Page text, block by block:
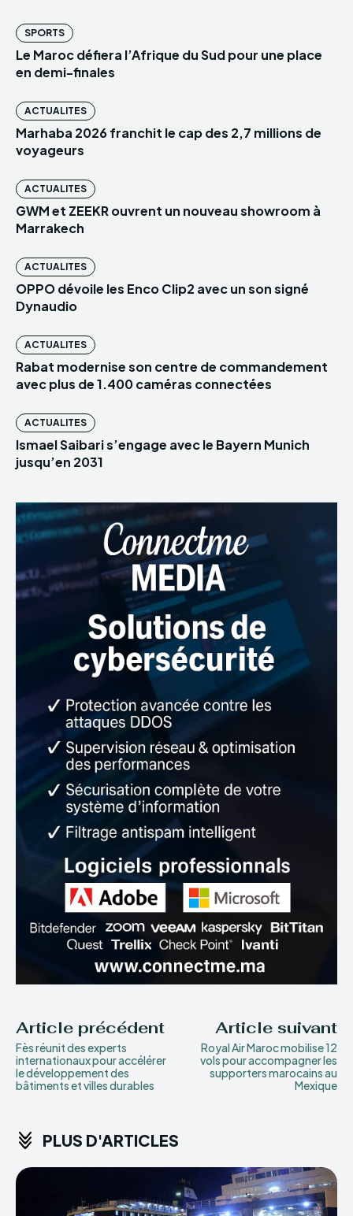
SPORTS
Le Maroc défiera l’Afrique du Sud pour une place
en demi-finales
ACTUALITES
Marhaba 2026 franchit le cap des 2,7 millions de
voyageurs
ACTUALITES
GWM et ZEEKR ouvrent un nouveau showroom à
Marrakech
ACTUALITES
OPPO dévoile les Enco Clip2 avec un son signé
Dynaudio
ACTUALITES
Rabat modernise son centre de commandement
avec plus de 1.400 caméras connectées
ACTUALITES
Ismael Saibari s’engage avec le Bayern Munich
jusqu’en 2031
Article précédent
Fès réunit des experts
internationaux pour accélérer
le développement des
bâtiments et villes durables
Article suivant
Royal Air Maroc mobilise 12
vols pour accompagner les
supporters marocains au
Mexique
PLUS D'ARTICLES